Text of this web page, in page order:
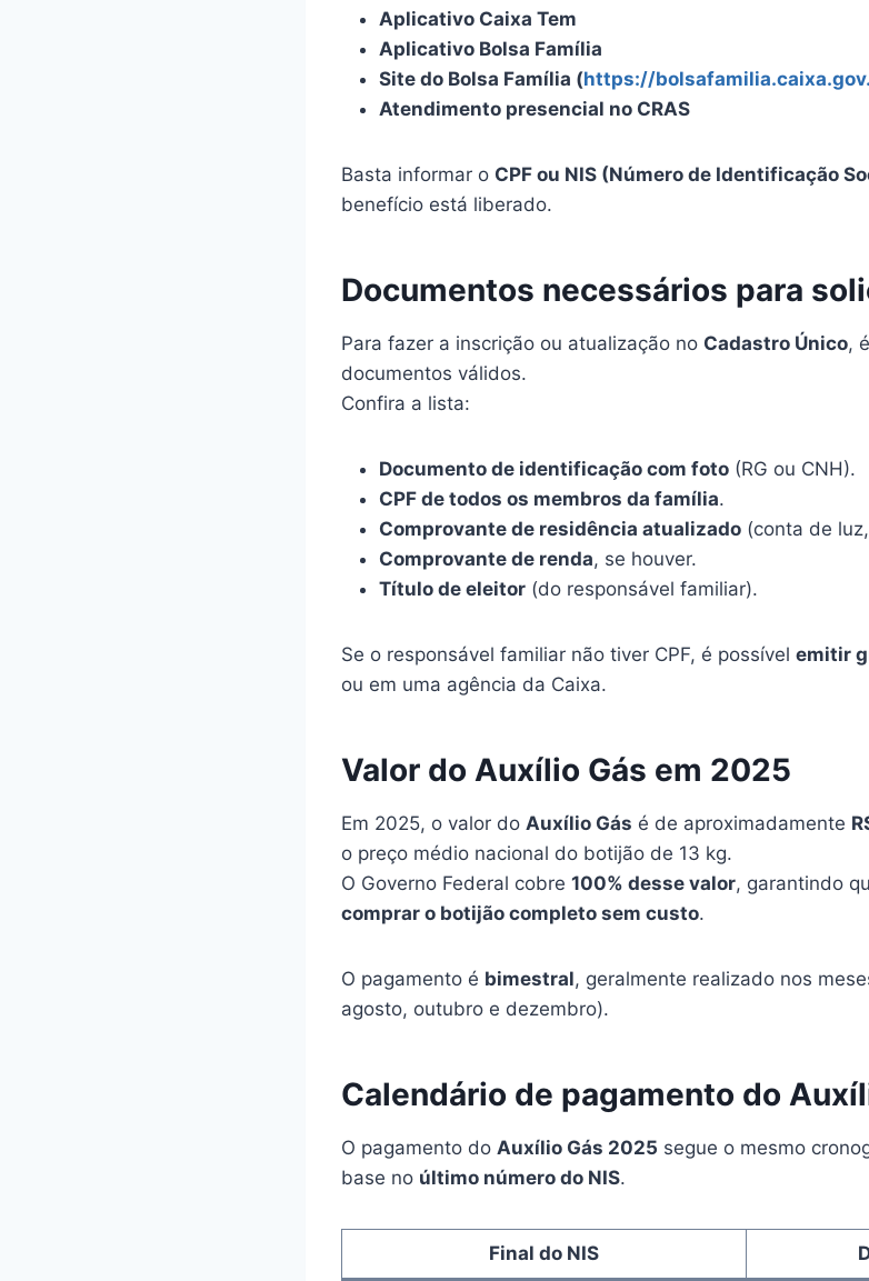
Aplicativo Caixa Tem
Aplicativo Bolsa Família
Site do Bolsa Família (https://
Atendimento presencial no CRAS
Basta informar o CPF ou NIS (Número de Identificação
benefício está liberado.
Documentos necessários para
Para fazer a inscrição ou atualização no Cadastro Único,
documentos válidos.
Confira a lista:
Documento de identificação com foto (RG ou CNH).
CPF de todos os membros da família.
Comprovante de residência atualizado (conta de
Comprovante de renda, se houver.
Título de eleitor (do responsável familiar).
Se o responsável familiar não tiver CPF, é possível emitir
ou em uma agência da Caixa.
Valor do Auxílio Gás em 2025
Em 2025, o valor do Auxílio Gás é de aproximadamente
o preço médio nacional do botijão de 13 kg.
O Governo Federal cobre 100% desse valor, garantindo
comprar o botijão completo sem custo.
O pagamento é bimestral, geralmente realizado nos
agosto, outubro e dezembro).
Calendário de pagamento do
O pagamento do Auxílio Gás 2025 segue o mesmo
base no último número do NIS.
Final do NIS